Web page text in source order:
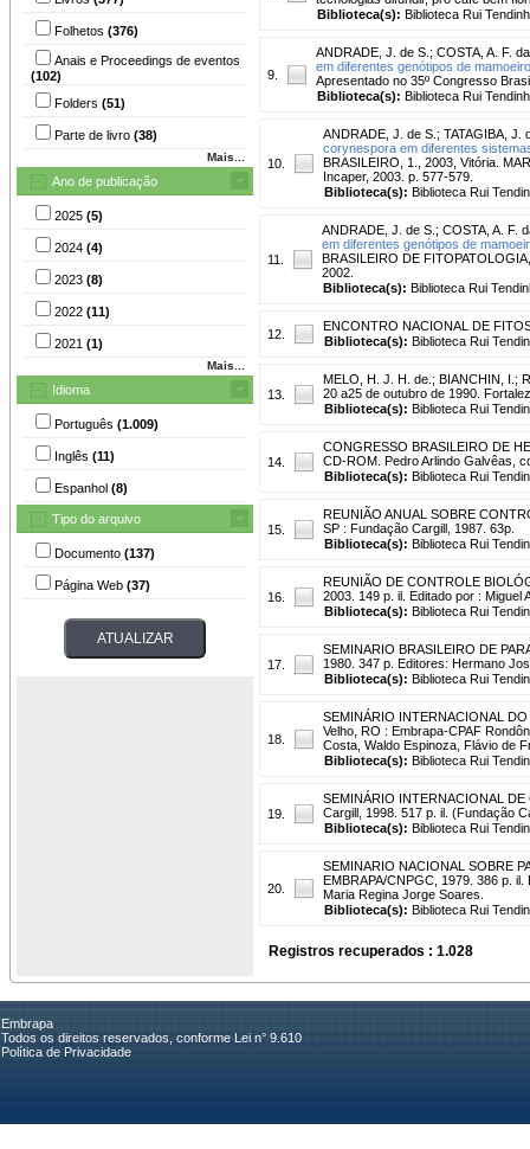
Folhetos (376)
Anais e Proceedings de eventos
(102)
Folders (51)
Parte de livro (38)
Mais...
Ano de publicação
2025 (5)
2024 (4)
2023 (8)
2022 (11)
2021 (1)
Mais...
Idioma
Português (1.009)
Inglês (11)
Espanhol (8)
Tipo do arquivo
Documento (137)
Página Web (37)
Biblioteca(s): Biblioteca Rui
9.
ANDRADE, J. de S. ; COSTA, A. F.
em diferentes genótipos de
Apresentado no 35º Congresso
Biblioteca(s): Biblioteca Rui
10.
ANDRADE, J. de S. ; TATAGIBA, J.
corynespora em diferentes
BRASILEIRO, 1., 2003, Vitória.
Incaper, 2003. p. 577-579.
Biblioteca(s): Biblioteca Rui
11.
ANDRADE, J. de S. ; COSTA, A. F.
em diferentes genótipos de
BRASILEIRO DE
2002.
Biblioteca(s): Biblioteca Rui
12.
ENCONTRO NACIONAL DE
Biblioteca(s): Biblioteca Rui
13.
MELO, H. J. H. de. ; BIANCHIN, I. ;
20 a25 de outubro de 1990.
Biblioteca(s): Biblioteca Rui
14.
CONGRESSO BRASILEIRO DE
CD-ROM. Pedro Arlindo Galvêas,
Biblioteca(s): Biblioteca Rui
15.
REUNIÃO ANUAL SOBRE
SP : Fundação Cargill, 1987. 63p.
Biblioteca(s): Biblioteca Rui
16.
REUNIÃO DE CONTROLE
2003. 149 p. il. Editado por : Miguel
Biblioteca(s): Biblioteca Rui
17.
SEMINARIO BRASILEIRO DE
1980. 347 p. Editores: Hermano
Biblioteca(s): Biblioteca Rui
18.
SEMINÁRIO INTERNACIONAL
Velho, RO : Embrapa-CPAF
Costa, Waldo Espinoza, Flávio de
Biblioteca(s): Biblioteca Rui
19.
SEMINÁRIO INTERNACIONAL
Cargill, 1998. 517 p. il. (Fundação
Biblioteca(s): Biblioteca Rui
20.
SEMINARIO NACIONAL SOBRE
EMBRAPA/CNPGC, 1979. 386 p.
Maria Regina Jorge Soares.
Biblioteca(s): Biblioteca Rui
Registros recuperados : 1.028
Embrapa
Todos os direitos reservados, conforme Lei n° 9.610
Política de Privacidade